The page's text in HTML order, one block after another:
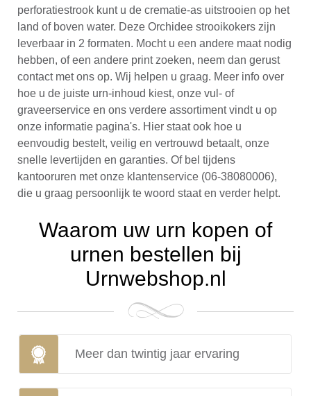
perforatiestrook kunt u de crematie-as uitstrooien op het
land of boven water. Deze Orchidee strooikokers zijn
leverbaar in 2 formaten. Mocht u een andere maat nodig
hebben, of een andere print zoeken, neem dan gerust
contact met ons op. Wij helpen u graag. Meer info over
hoe u de juiste urn-inhoud kiest, onze vul- of
graveerservice en ons verdere assortiment vindt u op
onze informatie pagina's. Hier staat ook hoe u
eenvoudig bestelt, veilig en vertrouwd betaalt, onze
snelle levertijden en garanties. Of bel tijdens
kantooruren met onze klantenservice (06-38080006),
die u graag persoonlijk te woord staat en verder helpt.
Waarom uw urn kopen of
urnen bestellen bij
Urnwebshop.nl
Meer dan twintig jaar ervaring